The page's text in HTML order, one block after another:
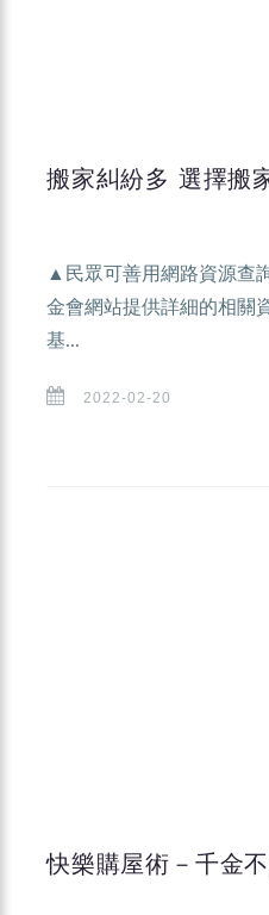
搬家糾紛多 選擇搬
▲民眾可善用網路資源查
金會網站提供詳細的相關
基...
2022-02-20
快樂購屋術－千金